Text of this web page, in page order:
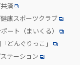
済
康スポーツクラブ
ート （まいくる）
どんぐりっこ」
テーション